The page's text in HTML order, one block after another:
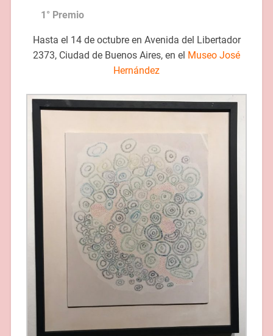
1° Premio
Hasta el 14 de octubre en Avenida del Libertador
2373, Ciudad de Buenos Aires, en el Museo José
Hernández